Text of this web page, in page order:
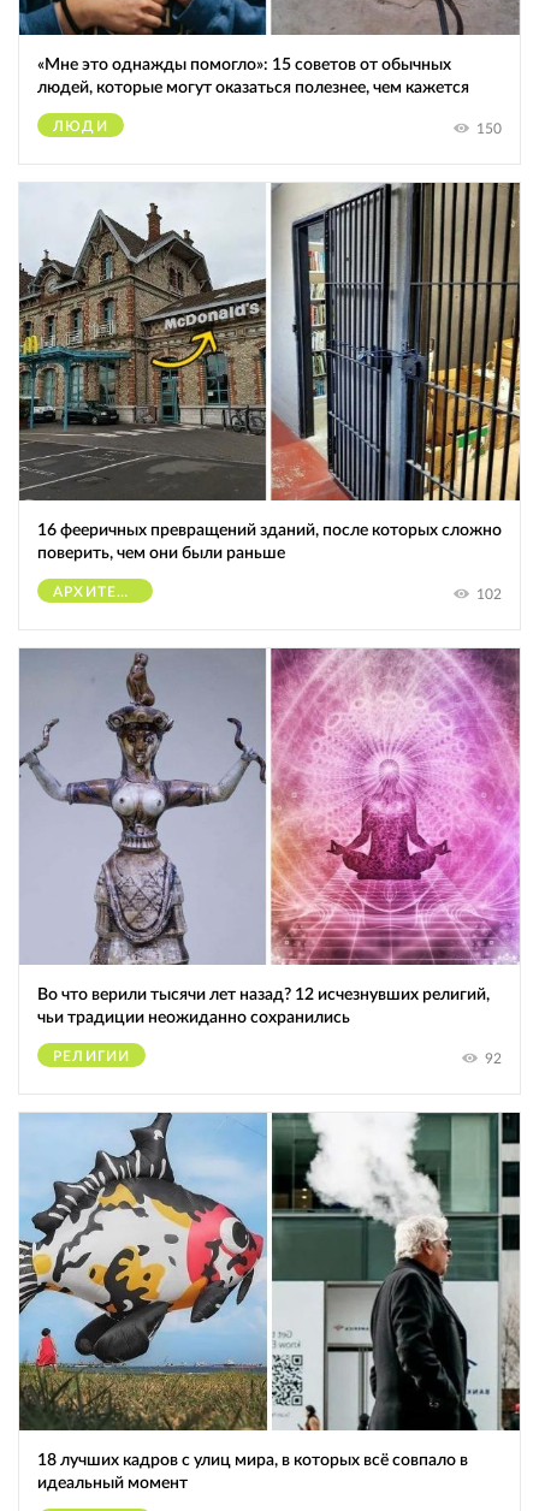
«Мне это однажды помогло»: 15 советов от обычных
людей, которые могут оказаться полезнее, чем кажется
ЛЮДИ 150
16 фееричных превращений зданий, после которых сложно
поверить, чем они были раньше
АРХИТЕКТУРА 102
Во что верили тысячи лет назад? 12 исчезнувших религий,
чьи традиции неожиданно сохранились
РЕЛИГИИ 92
18 лучших кадров с улиц мира, в которых всё совпало в
идеальный момент